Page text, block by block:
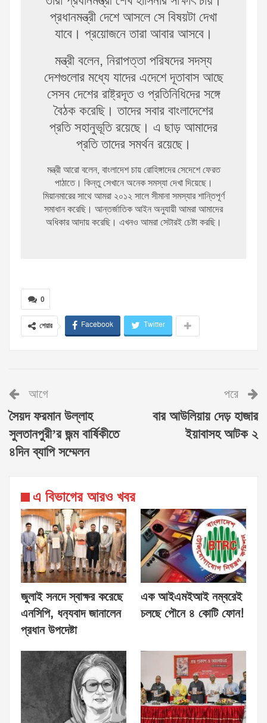
প্রধানমন্ত্রী দেশে আসলে সে বিষয়টা দেখা
যাবে। প্রয়োজনে তারা আবার আসবে।
মন্ত্রী বলেন, নিরাপত্তা পরিষদের সদস্য
দেশগুলোর মধ্যে যাদের এদেশে দূতাবাস আছে
সেসব দেশের রাষ্ট্রদূত ও প্রতিনিধিদের সঙ্গে
বৈঠক করেছি। তাদের সবার বাংলাদেশের
প্রতি সহানুভূতি রয়েছে। এ ছাড় আমাদের
প্রতি তাদের সমর্থন রয়েছে।
মন্ত্রী আরো বলেন, বাংলাদেশ চায় রোহিঙ্গাদের সেদেশে ফেরত
পাঠাতে। কিন্তু সেখানে অনেক সমস্যা দেখা দিয়েছে।
মিয়ানমারের সাথে আমরা ২০১২ সালে সীমানা সমস্যার শান্তিপূর্ণ
সমাধান করেছি। আন্তর্জাতিক আইন অনুযায়ী আমরা আমাদের
অধিকার আদায় করেছি। এখনও আমরা সেটারই চেষ্টা করছি।
0
শেয়ার Facebook Twitter
আগে
সৈয়দ ফরমান উল্লাহ
সুলতানপুরী’র জন্ম বার্ষিকীতে
৪দিন ব্যাপি সম্মেলন
পরে
বার আউলিয়ায় দেড় হাজার
ইয়াবাসহ আটক ২
এ বিভাগের আরও খবর
জুলাই সনদে স্বাক্ষর করেছে
এনসিপি, ধন‍্যবাদ জানালেন
প্রধান উপদেষ্টা
এক আইএমইআই নম্বরেই
চলছে পৌনে ৪ কোটি ফোন!